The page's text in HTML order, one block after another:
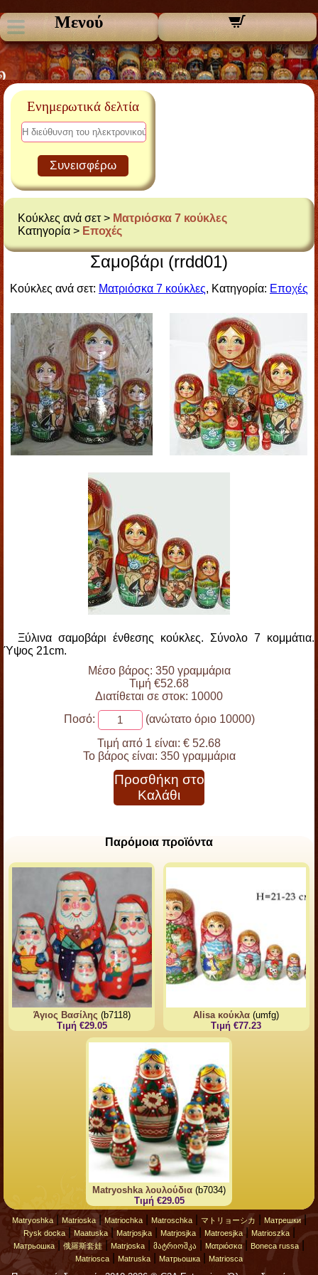
Μενού
Ενημερωτικά δελτία
Συνεισφέρω
Κούκλες ανά σετ > Ματριόσκα 7 κούκλες
Κατηγορία > Εποχές
Σαμοβάρι (rrdd01)
Κούκλες ανά σετ: Ματριόσκα 7 κούκλες, Κατηγορία: Εποχές
Ξύλινα σαμοβάρι ένθεσης κούκλες. Σύνολο 7 κομμάτια.
Ύψος 21cm.
Μέσο βάρος: 350 γραμμάρια
Τιμή €52.68
Διατίθεται σε στοκ: 10000
Ποσό:
(ανώτατο όριο 10000)
Τιμή από 1 είναι: € 52.68
Το βάρος είναι: 350 γραμμάρια
Προσθήκη στο
Καλάθι
Παρόμοια προϊόντα
Άγιος Βασίλης (b7118)
Τιμή €29.05
Alisa κούκλα (umfg)
Τιμή €77.23
Matryoshka λουλούδια (b7034)
Τιμή €29.05
Matryoshka| Matrioska| Matriochka| Matroschka| マトリョーシカ Матрешки|
Rysk docka| Maatuska| Matrjosjka| Matrjosjka| Matroesjka| Matrioszka|
Матрьошка 俄羅斯套娃 Matrjoska მატრიოშკა Ματριόσκα| Boneca russa
Matriosca Matruska Матрьошка Matriosca